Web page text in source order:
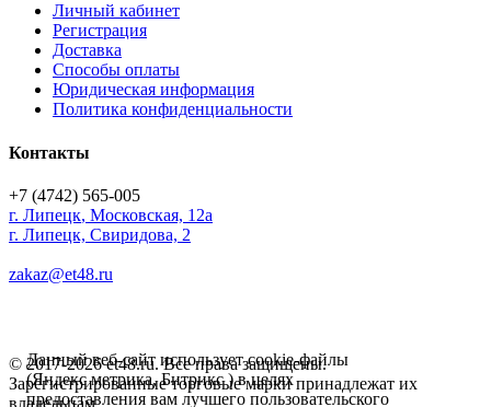
Личный кабинет
Регистрация
Доставка
Способы оплаты
Юридическая информация
Политика конфиденциальности
Контакты
+7 (4742) 565-005
г. Липецк, Московская, 12а
г. Липецк, Свиридова, 2
zakaz@et48.ru
© 2017-2026 et48.ru. Все права защищены.
Зарегистрированные торговые марки принадлежат их
владельцам
Данный веб-сайт использует cookie-файлы
(Яндекс метрика, Битрикс ) в целях
предоставления вам лучшего пользовательского